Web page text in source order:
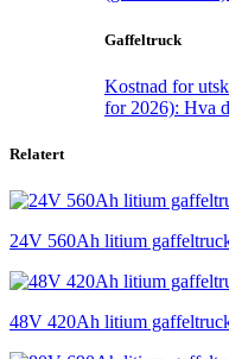
Gaffeltruck
Kostnad for
for 2026): Hva
Relatert
24V 560Ah litium
48V 420Ah litium